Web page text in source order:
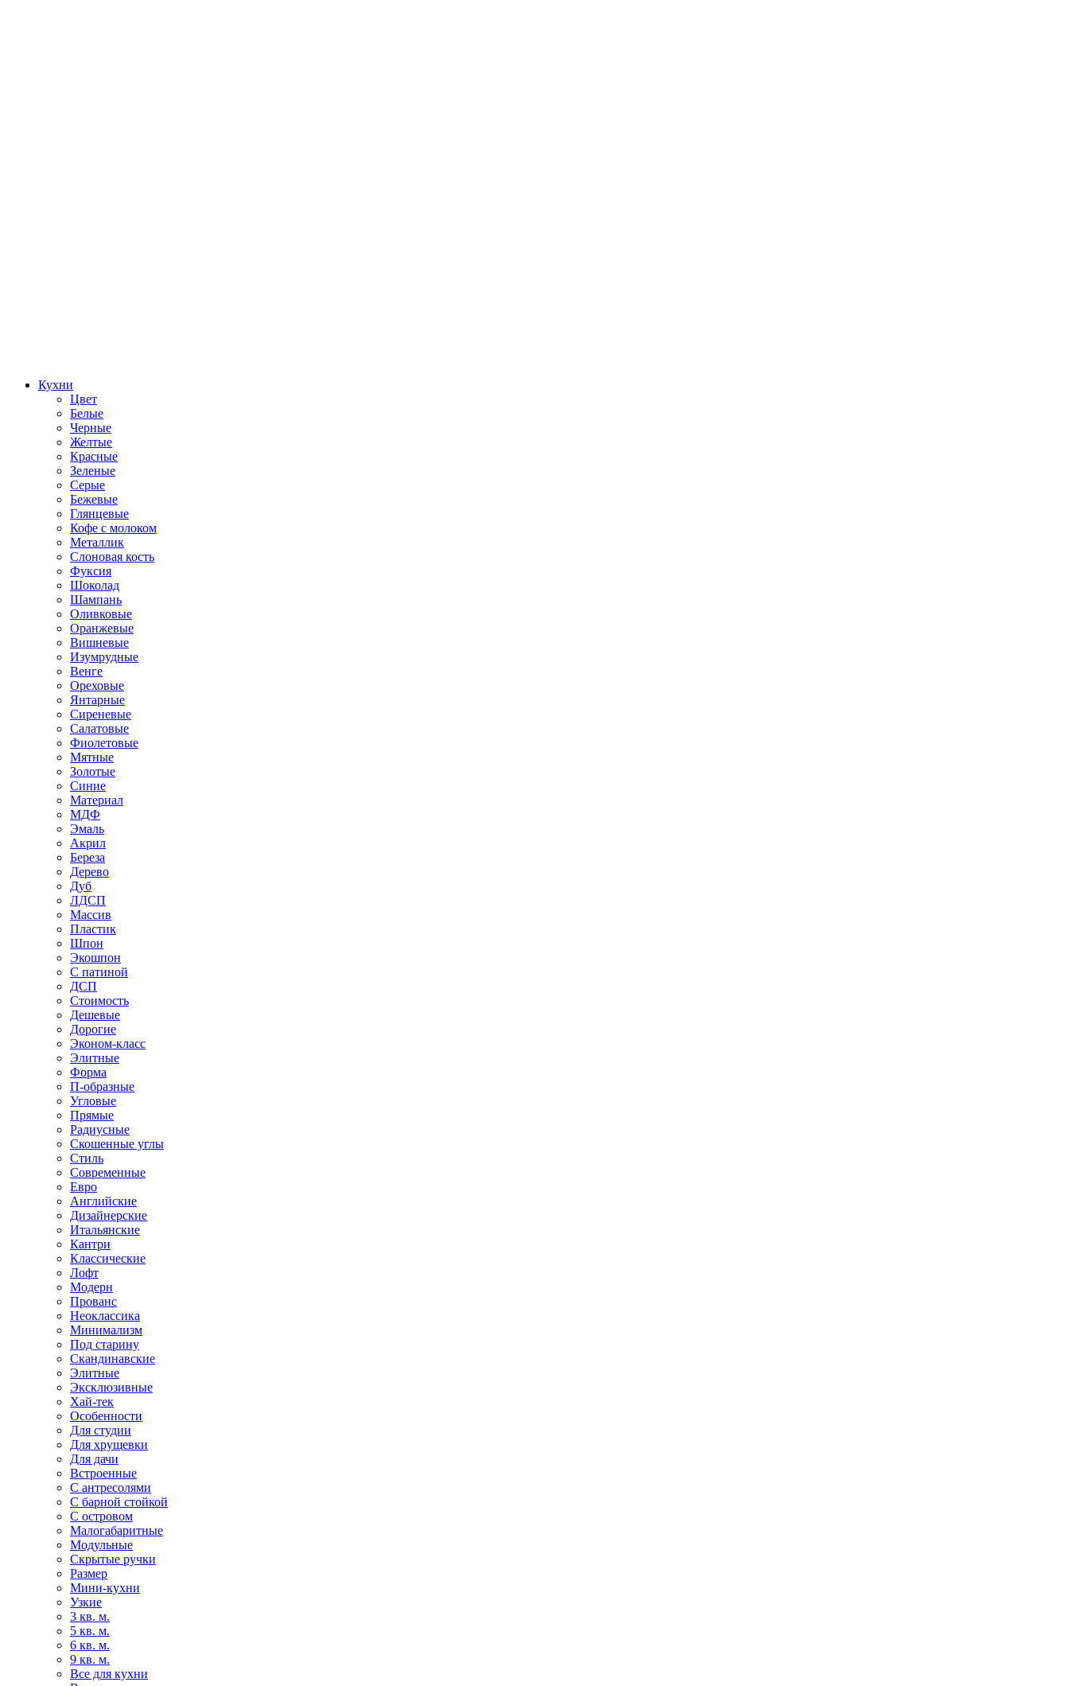
Кухни
Цвет
Белые
Черные
Желтые
Красные
Зеленые
Серые
Бежевые
Глянцевые
Кофе с молоком
Металлик
Слоновая кость
Фуксия
Шоколад
Шампань
Оливковые
Оранжевые
Вишневые
Изумрудные
Венге
Ореховые
Янтарные
Сиреневые
Салатовые
Фиолетовые
Мятные
Золотые
Синие
Материал
МДФ
Эмаль
Акрил
Береза
Дерево
Дуб
ЛДСП
Массив
Пластик
Шпон
Экошпон
С патиной
ДСП
Стоимость
Дешевые
Дорогие
Эконом-класс
Элитные
Форма
П-образные
Угловые
Прямые
Радиусные
Скошенные углы
Стиль
Современные
Евро
Английские
Дизайнерские
Итальянские
Кантри
Классические
Лофт
Модерн
Прованс
Неоклассика
Минимализм
Под старину
Скандинавские
Элитные
Эксклюзивные
Хай-тек
Особенности
Для студии
Для хрущевки
Для дачи
Встроенные
С антресолями
С барной стойкой
С островом
Малогабаритные
Модульные
Скрытые ручки
Размер
Мини-кухни
Узкие
3 кв. м.
5 кв. м.
6 кв. м.
9 кв. м.
Все для кухни